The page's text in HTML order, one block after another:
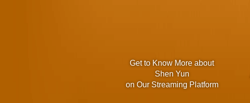
Get to Know More about
Shen Yun
on Our Streaming Platform